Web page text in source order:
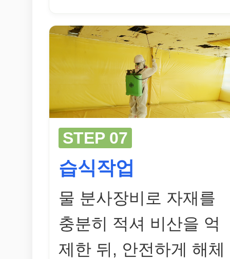
STEP 07
습식작업
물 분사장비로 자재를
충분히 적셔 비산을 억
제한 뒤, 안전하게 해체